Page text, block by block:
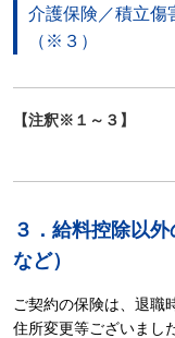
介護保険／積立
（※３）
【注釈※１～３】
３．給料控除以
など）
ご契約の保険は、退職
住所変更等ございまし